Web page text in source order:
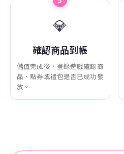
💎
確認商品到帳
儲值完成後，登錄遊戲確認商
品、點券或禮包是否已成功發
放。